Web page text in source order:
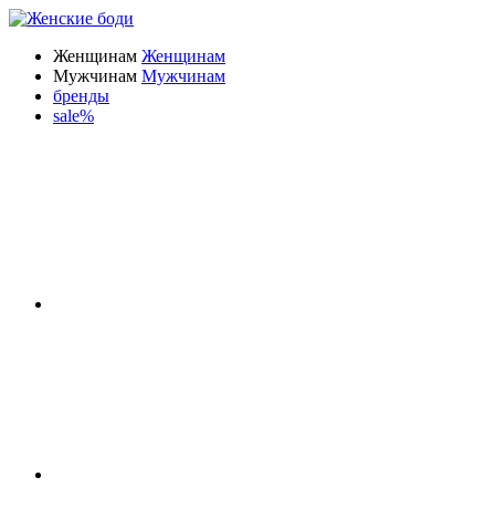
Женщинам Женщинам
Мужчинам Мужчинам
бренды
sale%